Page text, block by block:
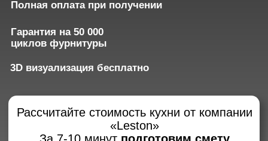
«Leston»
Рассчитать стоимость
самостоятельно на сайте
Рассчитать с консультантом по